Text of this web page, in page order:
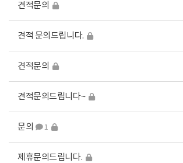
견적문의
견적 문의드립니다.
견적문의
견적문의드립니다~
문의 1
제휴문의드립니다.